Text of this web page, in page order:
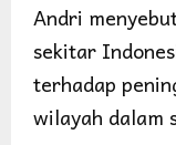
Andri
sekitar
terhadap
wilayah dalam